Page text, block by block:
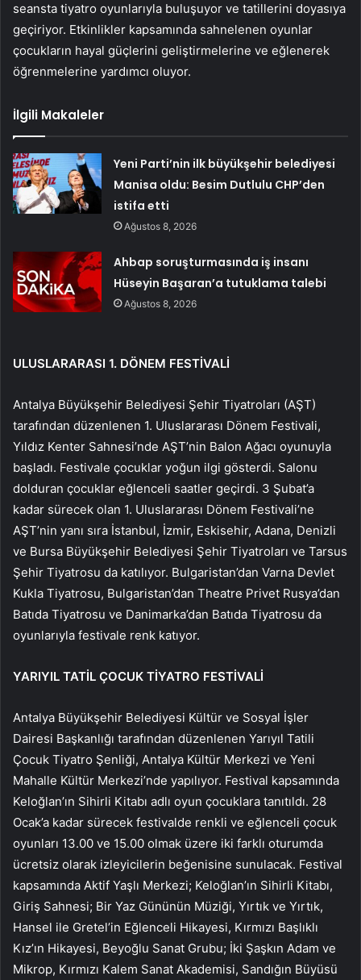
seansta tiyatro oyunlarıyla buluşuyor ve tatillerini doyasıya
geçiriyor. Etkinlikler kapsamında sahnelenen oyunlar
çocukların hayal güçlerini geliştirmelerine ve eğlenerek
öğrenmelerine yardımcı oluyor.
İlgili Makaleler
Yeni Parti’nin ilk büyükşehir belediyesi
Manisa oldu: Besim Dutlulu CHP’den
istifa etti
Ağustos 8, 2026
Ahbap soruşturmasında iş insanı
Hüseyin Başaran’a tutuklama talebi
Ağustos 8, 2026
ULUSLARARASI 1. DÖNEM FESTİVALİ
Antalya Büyükşehir Belediyesi Şehir Tiyatroları (AŞT)
tarafından düzenlenen 1. Uluslararası Dönem Festivali,
Yıldız Kenter Sahnesi’nde AŞT’nin Balon Ağacı oyunuyla
başladı. Festivale çocuklar yoğun ilgi gösterdi. Salonu
dolduran çocuklar eğlenceli saatler geçirdi. 3 Şubat’a
kadar sürecek olan 1. Uluslararası Dönem Festivali’ne
AŞT’nin yanı sıra İstanbul, İzmir, Eskisehir, Adana, Denizli
ve Bursa Büyükşehir Belediyesi Şehir Tiyatroları ve Tarsus
Şehir Tiyatrosu da katılıyor. Bulgaristan’dan Varna Devlet
Kukla Tiyatrosu, Bulgaristan’dan Theatre Privet Rusya’dan
Batıda Tiyatrosu ve Danimarka’dan Batıda Tiyatrosu da
oyunlarıyla festivale renk katıyor.
YARIYIL TATİL ÇOCUK TİYATRO FESTİVALİ
Antalya Büyükşehir Belediyesi Kültür ve Sosyal İşler
Dairesi Başkanlığı tarafından düzenlenen Yarıyıl Tatili
Çocuk Tiyatro Şenliği, Antalya Kültür Merkezi ve Yeni
Mahalle Kültür Merkezi’nde yapılıyor. Festival kapsamında
Keloğlan’ın Sihirli Kitabı adlı oyun çocuklara tanıtıldı. 28
Ocak’a kadar sürecek festivalde renkli ve eğlenceli çocuk
oyunları 13.00 ve 15.00 olmak üzere iki farklı oturumda
ücretsiz olarak izleyicilerin beğenisine sunulacak. Festival
kapsamında Aktif Yaşlı Merkezi; Keloğlan’ın Sihirli Kitabı,
Giriş Sahnesi; Bir Yaz Gününün Müziği, Yırtık ve Yırtık,
Hansel ile Gretel’in Eğlenceli Hikayesi, Kırmızı Başlıklı
Kız’ın Hikayesi, Beyoğlu Sanat Grubu; İki Şaşkın Adam ve
Mikrop, Kırmızı Kalem Sanat Akademisi, Sandığın Büyüsü